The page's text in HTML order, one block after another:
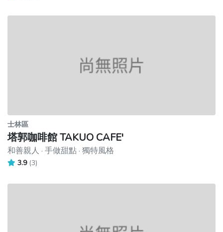
士林區
塔郭咖啡館 TAKUO CAFE'
和善親人 · 手做甜點 · 獨特風格
3.9 (3)